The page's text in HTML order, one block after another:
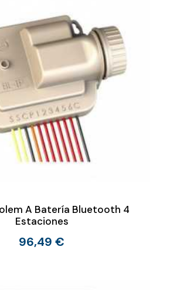
A Batería Bluetooth 4
Estaciones
96,49 €